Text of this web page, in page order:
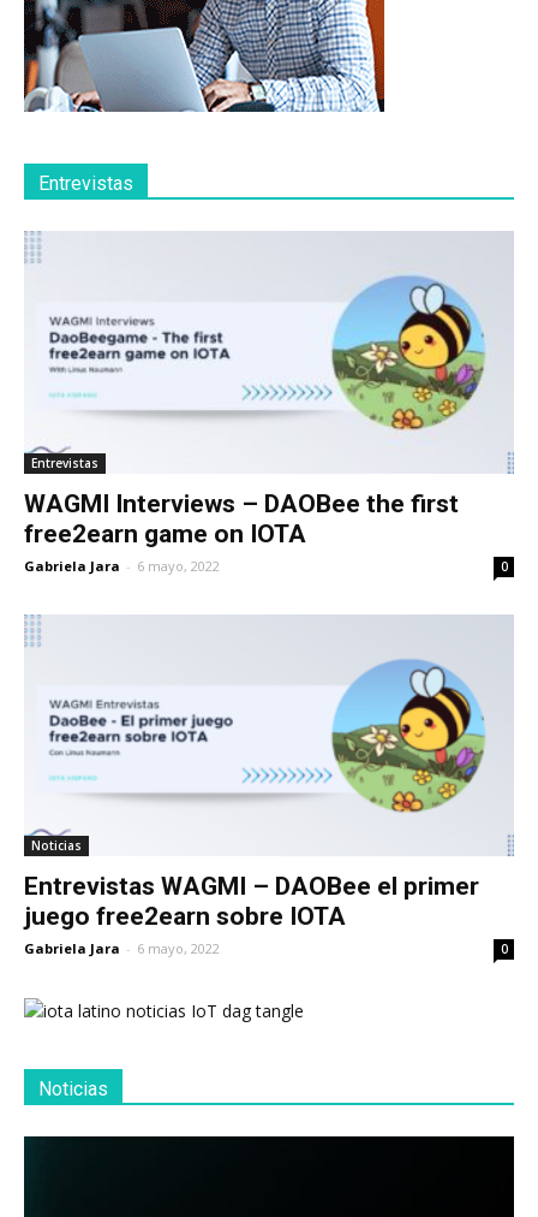
Entrevistas
Entrevistas
WAGMI Interviews – DAOBee the first
free2earn game on IOTA
Gabriela Jara - 6 mayo, 2022 0
Noticias
Entrevistas WAGMI – DAOBee el primer
juego free2earn sobre IOTA
Gabriela Jara - 6 mayo, 2022 0
Noticias